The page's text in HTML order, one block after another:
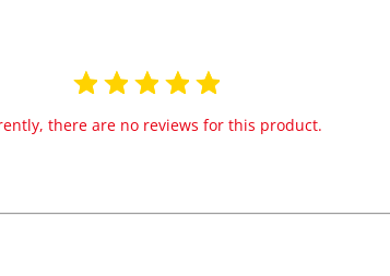
there are no reviews for this product.